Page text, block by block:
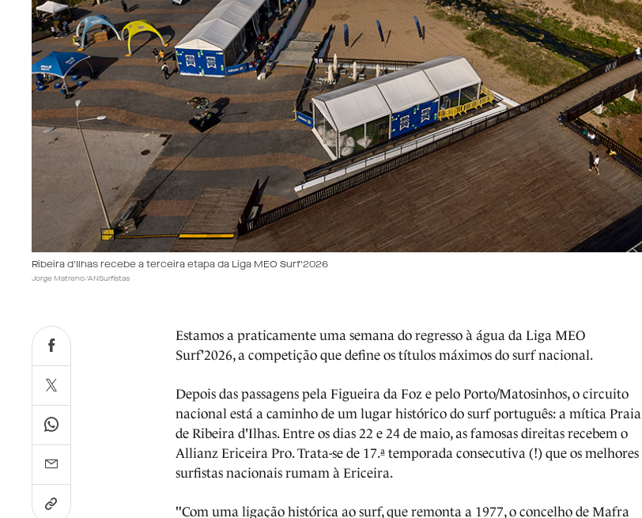
Ribeira d'Ilhas recebe a terceira etapa da Liga MEO Surf'2026
Jorge Matreno/ANSurfistas
Estamos a praticamente uma semana do regresso à água da Liga MEO
Surf'2026, a competição que define os títulos máximos do surf nacional.
Depois das passagens pela Figueira da Foz e pelo Porto/Matosinhos, o circuito
nacional está a caminho de um lugar histórico do surf português: a mítica Praia
de Ribeira d'Ilhas. Entre os dias 22 e 24 de maio, as famosas direitas recebem o
Allianz Ericeira Pro. Trata-se de 17.ª temporada consecutiva (!) que os melhores
surfistas nacionais rumam à Ericeira.
"Com uma ligação histórica ao surf, que remonta a 1977, o concelho de Mafra